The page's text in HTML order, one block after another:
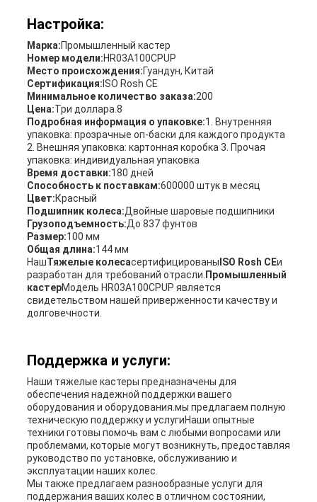
Настройка:
Марка:Промышленный кастер
Номер модели:HR03A100CPUP
Место происхождения:Гуандун, Китай
Сертификация: ISO Rosh CE
Минимальное количество заказа:200
Цена:Три доллара.8
Подробная информация о упаковке:1. Внутренняя
упаковка: прозрачные оп-баски для каждого продукта
2. Внешняя упаковка: картонная коробка 3. Прочая
упаковка: индивидуальная упаковка
Время доставки:180 дней
Способность к поставкам:600000 штук в месяц
Цвет:Красный
Подшипник колеса:Двойные шаровые подшипники
Грузоподъемность:До 837 фунтов
Размер:100 мм
Общая длина:144 мм
НашТяжелые колесасертифицированы ISO Rosh CEи
разработан для требований отрасли. Промышленный
кастерМодель HR03A100CPUP является
свидетельством нашей приверженности качеству и
долговечности.
Поддержка и услуги:
Наши тяжелые кастеры предназначены для
обеспечения надежной поддержки вашего
оборудования и оборудования.мы предлагаем полную
техническую поддержку и услугиНаши опытные
техники готовы помочь вам с любыми вопросами или
проблемами, которые могут возникнуть, предоставляя
руководство по установке, обслуживанию и
эксплуатации наших колес.
Мы также предлагаем разнообразные услуги для
поддержания ваших колес в отличном состоянии,